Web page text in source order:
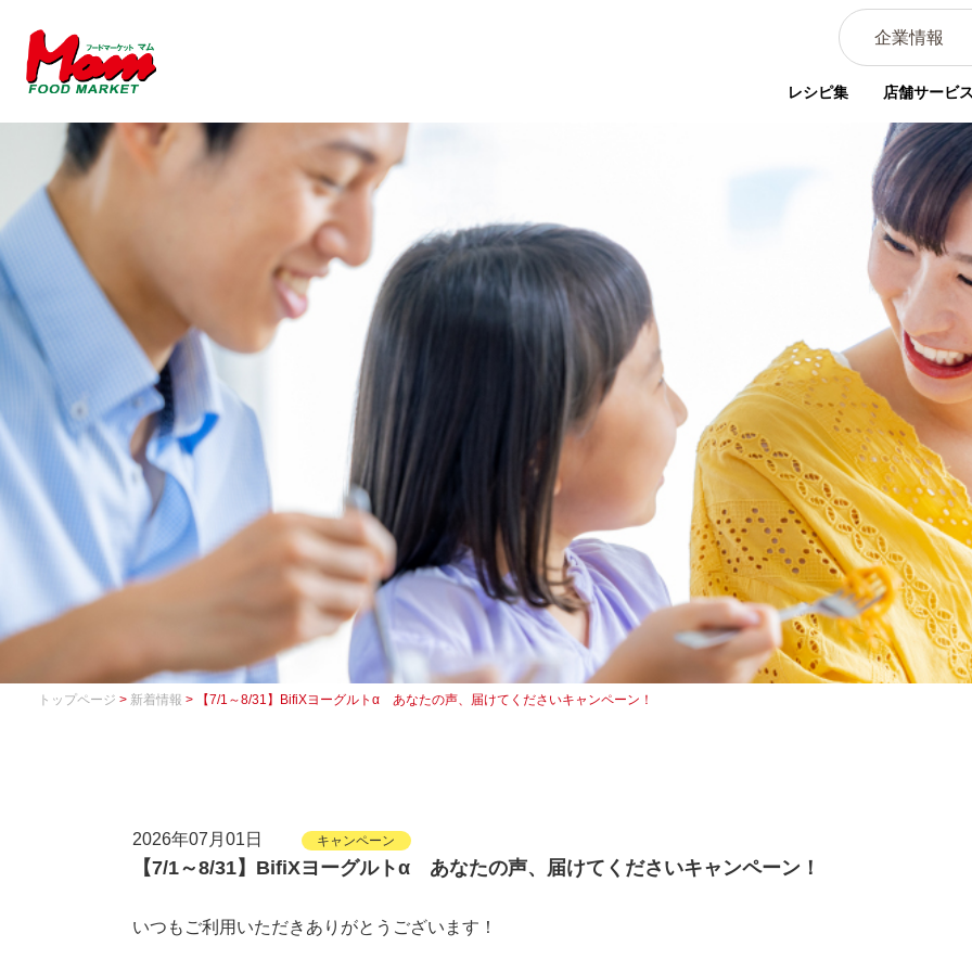
企業情報
レシピ集 店舗サービ
トップページ > 新着情報 > 【7/1～8/31】BifiXヨーグルトα あなたの声、届けてくださいキャンペーン！
2026年07月01日 キャンペーン
【7/1～8/31】BifiXヨーグルトα あなたの声、届けてくださいキャンペーン！
いつもご利用いただきありがとうございます！